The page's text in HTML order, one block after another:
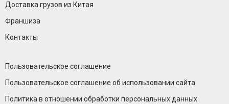
Доставка грузов из Китая
Франшиза
Контакты
Пользовательское соглашение
Пользовательское соглашение об использовании сайта
Политика в отношении обработки персональных данных